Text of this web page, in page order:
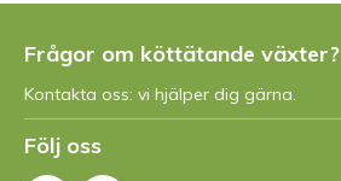
Frågor om köttätande växter?
Kontakta oss: vi hjälper dig gärna.
Följ oss